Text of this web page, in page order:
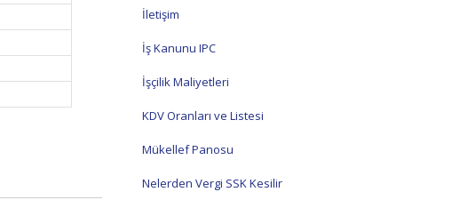
İletişim
İş Kanunu IPC
İşçilik Maliyetleri
KDV Oranları ve Listesi
Mükellef Panosu
Nelerden Vergi SSK Kesilir